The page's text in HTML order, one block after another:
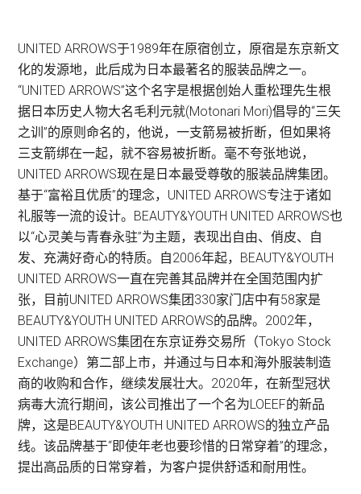
UNITED ARROWS于1989年在原宿创立，原宿是东京新文
化的发源地，此后成为日本最著名的服装品牌之一。
“UNITED ARROWS”这个名字是根据创始人重松理先生根
据日本历史人物大名毛利元就(Motonari Mori)倡导的“三矢
之训”的原则命名的，他说，一支箭易被折断，但如果将
三支箭绑在一起，就不容易被折断。毫不夸张地说，
UNITED ARROWS现在是日本最受尊敬的服装品牌集团。
基于“富裕且优质”的理念，UNITED ARROWS专注于诸如
礼服等一流的设计。BEAUTY&YOUTH UNITED ARROWS也
以“心灵美与青春永驻”为主题，表现出自由、俏皮、自
发、充满好奇心的特质。自2006年起，BEAUTY&YOUTH
UNITED ARROWS一直在完善其品牌并在全国范围内扩
张，目前UNITED ARROWS集团330家门店中有58家是
BEAUTY&YOUTH UNITED ARROWS的品牌。2002年，
UNITED ARROWS集团在东京证券交易所（Tokyo Stock
Exchange）第二部上市，并通过与日本和海外服装制造
商的收购和合作，继续发展壮大。2020年，在新型冠状
病毒大流行期间，该公司推出了一个名为LOEEF的新品
牌，这是BEAUTY&YOUTH UNITED ARROWS的独立产品
线。该品牌基于“即使年老也要珍惜的日常穿着”的理念，
提出高品质的日常穿着，为客户提供舒适和耐用性。